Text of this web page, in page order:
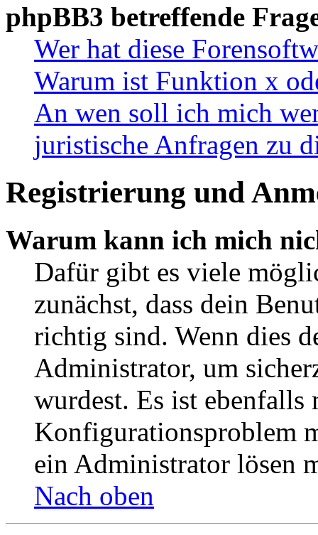
phpBB3 betreffende
Wer hat diese
Warum ist Funktion x
An wen soll ich mich
juristische Anfragen zu
Registrierung und
Warum kann ich mich
Dafür gibt es viele
zunächst, dass dein
richtig sind. Wenn dies
Administrator, um
wurdest. Es ist ebenfalls
Konfigurationsproblem
ein Administrator lösen
Nach oben